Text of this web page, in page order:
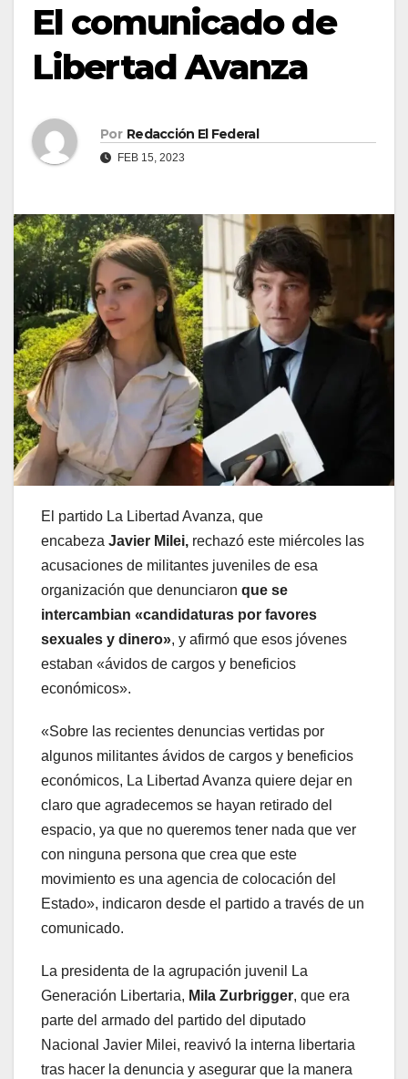
El comunicado de
Libertad Avanza
Por Redacción El Federal
FEB 15, 2023
El partido La Libertad Avanza, que
encabeza Javier Milei, rechazó este miércoles las
acusaciones de militantes juveniles de esa
organización que denunciaron que se
intercambian «candidaturas por favores
sexuales y dinero», y afirmó que esos jóvenes
estaban «ávidos de cargos y beneficios
económicos».
«Sobre las recientes denuncias vertidas por
algunos militantes ávidos de cargos y beneficios
económicos, La Libertad Avanza quiere dejar en
claro que agradecemos se hayan retirado del
espacio, ya que no queremos tener nada que ver
con ninguna persona que crea que este
movimiento es una agencia de colocación del
Estado», indicaron desde el partido a través de un
comunicado.
La presidenta de la agrupación juvenil La
Generación Libertaria, Mila Zurbrigger, que era
parte del armado del partido del diputado
Nacional Javier Milei, reavivó la interna libertaria
tras hacer la denuncia y asegurar que la manera